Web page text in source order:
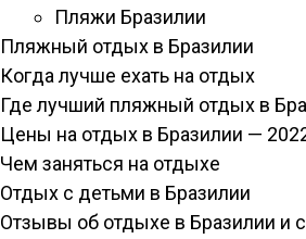
Пляжи Бразилии
Пляжный отдых в Бразилии
Когда лучше ехать на отдых
Где лучший пляжный отдых в
Цены на отдых в Бразилии —
Чем заняться на отдыхе
Отдых с детьми в Бразилии
Отзывы об отдыхе в Бразилии и